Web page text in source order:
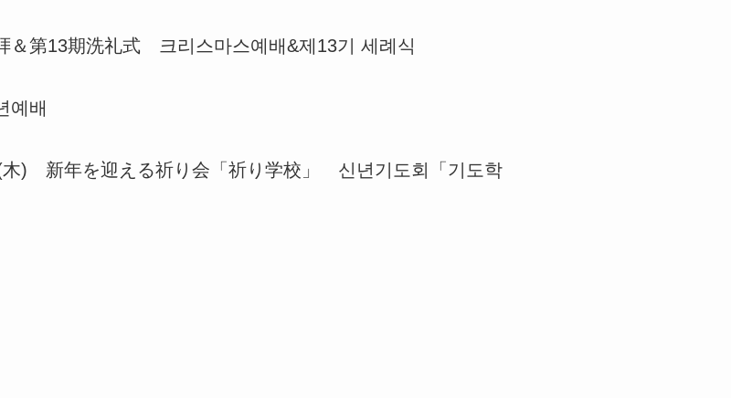
第13期洗礼式 크리스마스예배&제13기 세례식
예배
木) 新年を迎える祈り会「祈り学校」 신년기도회「기도학